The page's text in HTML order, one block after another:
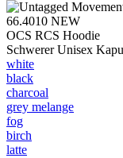
66.4010 NEW
OCS RCS Hoodie
Schwerer Unisex
white
black
charcoal
grey melange
fog
birch
latte